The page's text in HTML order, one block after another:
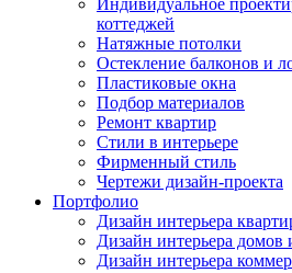
Индивидуальное
коттеджей
Натяжные потолки
Остекление балконов и
Пластиковые окна
Подбор материалов
Ремонт квартир
Стили в интерьере
Фирменный стиль
Чертежи дизайн-проекта
Портфолио
Дизайн интерьера
Дизайн интерьера домов
Дизайн интерьера